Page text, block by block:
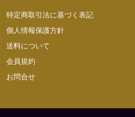
特定商取引法に基づく表記
個人情報保護方針
送料について
会員規約
お問合せ